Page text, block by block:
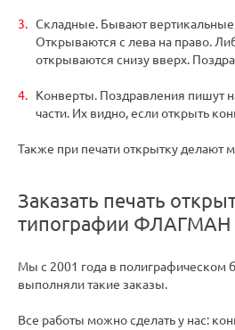
Складные. Бывают
Открываются с лева на право.
открываются снизу вверх.
Конверты. Поздравления пишут
части. Их видно, если открыть
Также при печати открытку делают
Заказать печать
типографии ФЛАГМАН
Мы с 2001 года в полиграфическом
выполняли такие заказы.
Все работы можно сделать у нас: